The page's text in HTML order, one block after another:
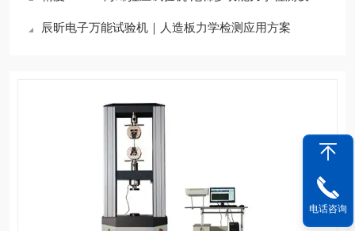
辰昕电子万能试验机｜人造板力学检测应用方案
电话咨询